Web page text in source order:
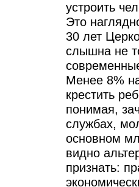
устроить
Это
30 лет
слышна не
Менее 8%
крестить
понимая,
службах,
основном
видно
признать: